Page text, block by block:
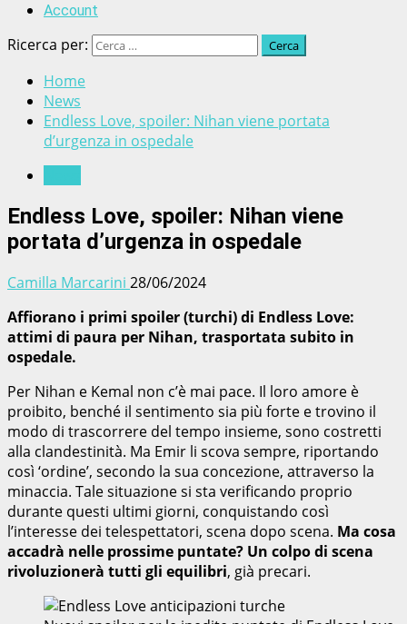
Account
Ricerca per:
Home
News
Endless Love, spoiler: Nihan viene portata
d’urgenza in ospedale
Endless Love, spoiler: Nihan viene
portata d’urgenza in ospedale
Camilla Marcarini 28/06/2024
Affiorano i primi spoiler (turchi) di Endless Love:
attimi di paura per Nihan, trasportata subito in
ospedale.
Per Nihan e Kemal non c’è mai pace. Il loro amore è
proibito, benché il sentimento sia più forte e trovino il
modo di trascorrere del tempo insieme, sono costretti
alla clandestinità. Ma Emir li scova sempre, riportando
così ‘ordine’, secondo la sua concezione, attraverso la
minaccia. Tale situazione si sta verificando proprio
durante questi ultimi giorni, conquistando così
l’interesse dei telespettatori, scena dopo scena. Ma cosa
accadrà nelle prossime puntate? Un colpo di scena
rivoluzionerà tutti gli equilibri, già precari.